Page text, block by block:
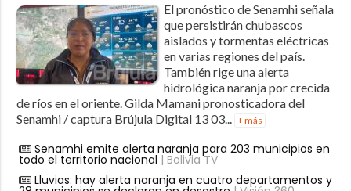
El pronóstico de Senamhi señala
que persistirán chubascos
aislados y tormentas eléctricas
en varias regiones del país.
También rige una alerta
hidrológica naranja por crecida
de ríos en el oriente. Gilda Mamani pronosticadora del
Senamhi / captura Brújula Digital 13 03...
+ más
Senamhi emite alerta naranja para 203 municipios en
todo el territorio nacional | Bolivia TV
Lluvias: hay alerta naranja en cuatro departamentos y